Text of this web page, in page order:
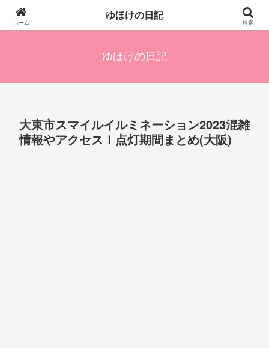
四人の子を持つ母のズボラ生活備忘録です。興味のあることアレやコレ、色々
発信します。
ゆほけの日記
大東市スマイルイルミネーション2023混雑
情報やアクセス！点灯期間まとめ(大阪)
ホーム
ゆほけの日記
検索